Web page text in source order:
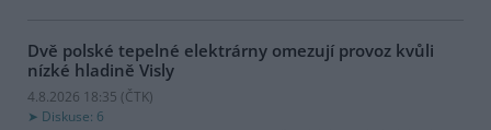
Dvě polské tepelné elektrárny omezují provoz kvůli
nízké hladině Visly
4.8.2026 18:35 (ČTK)
Diskuse: 6